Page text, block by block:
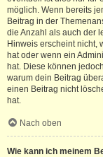
möglich. Wenn bereits
Beitrag in der
die Anzahl als auch der
Hinweis erscheint nicht,
hat oder wenn ein
hat. Diese können
warum dein Beitrag
einen Beitrag nicht
hat.
Nach oben
Wie kann ich meinem